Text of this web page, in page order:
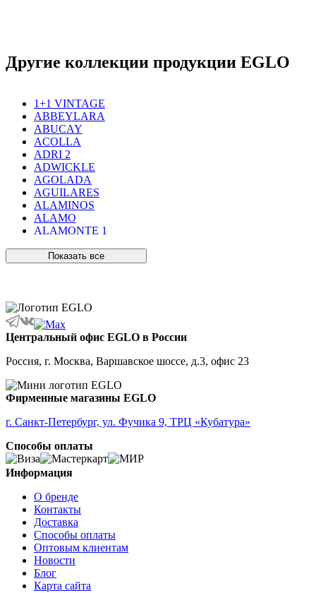
Другие коллекции продукции EGLO
1+1 VINTAGE
ABBEYLARA
ABUCAY
ACOLLA
ADRI 2
ADWICKLE
AGOLADA
AGUILARES
ALAMINOS
ALAMO
ALAMONTE 1
ALBARACCIN
ALCUDIA
ALDERNEY
ALMANZORA
ALMEIDA
ALMEIDA 2
ALMONTE
ALMUDAINA
ALOBRASE
ALSAGER
ALVEZ
AMADORA
AMAKUSA
AMBATOBE
AMBILOBE
AMBONDRONA
AMBORIALA
AMEZAGA
AMOATSY
AMPITABE
AMSFIELD 1
Показать все
Центральный офис EGLO в России
Россия, г. Москва, Варшавское шоссе, д.3, офис 23
Фирменные магазины EGLO
г. Санкт-Петербург, ул. Фучика 9, ТРЦ «Кубатура»
Способы оплаты
Информация
О бренде
Контакты
Доставка
Способы оплаты
Оптовым клиентам
Новости
Блог
Карта сайта